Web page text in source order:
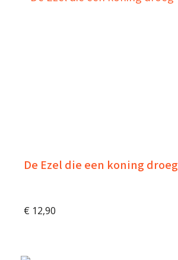
De Ezel die een koning droeg
€ 12,90